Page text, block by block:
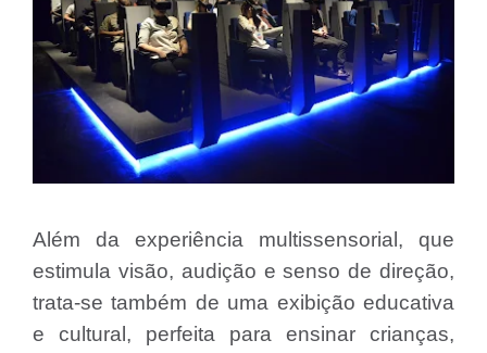
Além da experiência multissensorial, que
estimula visão, audição e senso de direção,
trata-se também de uma exibição educativa
e cultural, perfeita para ensinar crianças,